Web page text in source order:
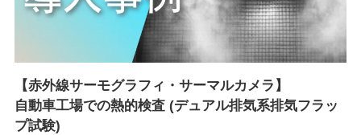
【赤外線サーモグラフィ・サーマルカメラ】
自動車工場での熱的検査 (デュアル排気系排気フラッ
プ試験)